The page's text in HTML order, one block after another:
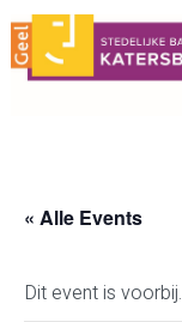
« Alle Events
Dit event is voorbij.